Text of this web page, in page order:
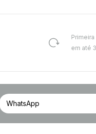
Primeira
em até